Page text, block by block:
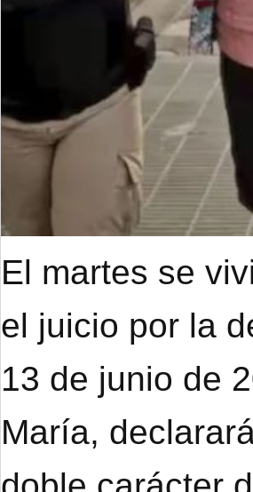
El martes se
el juicio por la
13 de junio de
María,